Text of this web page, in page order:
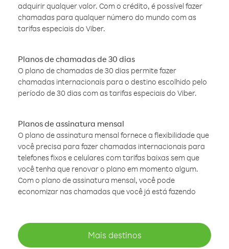
adquirir qualquer valor. Com o crédito, é possível fazer
chamadas para qualquer número do mundo com as
tarifas especiais do Viber.
Planos de chamadas de 30 dias
O plano de chamadas de 30 dias permite fazer
chamadas internacionais para o destino escolhido pelo
período de 30 dias com as tarifas especiais do Viber.
Planos de assinatura mensal
O plano de assinatura mensal fornece a flexibilidade que
você precisa para fazer chamadas internacionais para
telefones fixos e celulares com tarifas baixas sem que
você tenha que renovar o plano em momento algum.
Com o plano de assinatura mensal, você pode
economizar nas chamadas que você já está fazendo
Mais destinos